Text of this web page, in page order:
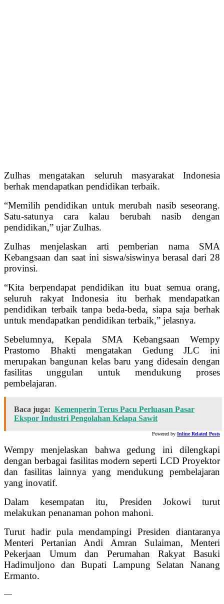
Zulhas mengatakan seluruh masyarakat Indonesia
berhak mendapatkan pendidikan terbaik.
“Memilih pendidikan untuk merubah nasib seseorang.
Satu-satunya cara kalau berubah nasib dengan
pendidikan,” ujar Zulhas.
Zulhas menjelaskan arti pemberian nama SMA
Kebangsaan dan saat ini siswa/siswinya berasal dari 28
provinsi.
“Kita berpendapat pendidikan itu buat semua orang,
seluruh rakyat Indonesia itu berhak mendapatkan
pendidikan terbaik tanpa beda-beda, siapa saja berhak
untuk mendapatkan pendidikan terbaik,” jelasnya.
Sebelumnya, Kepala SMA Kebangsaan Wempy
Prastomo Bhakti mengatakan Gedung JLC ini
merupakan bangunan kelas baru yang didesain dengan
fasilitas unggulan untuk mendukung proses
pembelajaran.
Baca juga: Kemenperin Terus Pacu Perluasan Pasar
Ekspor Industri Pengolahan Kelapa Sawit
Powered by Inline Related Posts
Wempy menjelaskan bahwa gedung ini dilengkapi
dengan berbagai fasilitas modern seperti LCD Proyektor
dan fasilitas lainnya yang mendukung pembelajaran
yang inovatif.
Dalam kesempatan itu, Presiden Jokowi turut
melakukan penanaman pohon mahoni.
Turut hadir pula mendampingi Presiden diantaranya
Menteri Pertanian Andi Amran Sulaiman, Menteri
Pekerjaan Umum dan Perumahan Rakyat Basuki
Hadimuljono dan Bupati Lampung Selatan Nanang
Ermanto.
—